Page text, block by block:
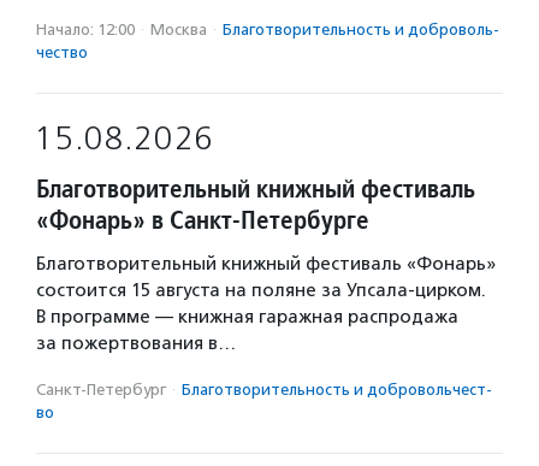
Начало: 12:00 · Москва · Благотвори­тель­ность и доброволь­
чест­во
15.08.2026
Благотворительный книжный фестиваль
«Фонарь» в Санкт-Петербурге
Благотворительный книжный фестиваль «Фонарь»
состоится 15 августа на поляне за Упсала-цирком.
В программе — книжная гаражная распродажа
за пожертвования в…
Санкт-Петербург · Благотвори­тель­ность и доброволь­чест­
во